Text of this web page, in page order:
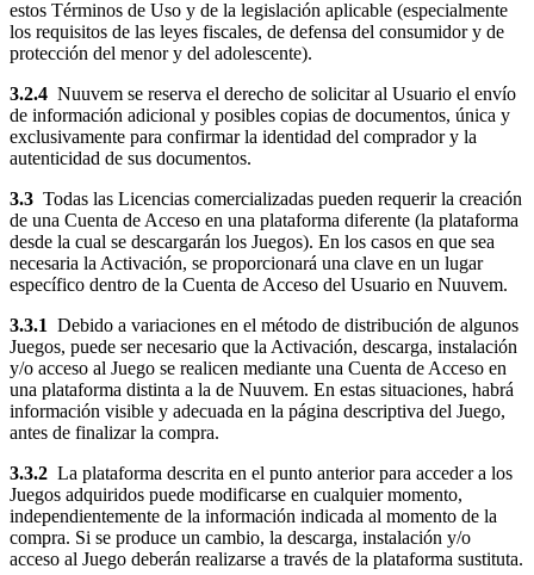
estos Términos de Uso y de la legislación aplicable (especialmente
los requisitos de las leyes fiscales, de defensa del consumidor y de
protección del menor y del adolescente).
3.2.4 Nuuvem se reserva el derecho de solicitar al Usuario el envío
de información adicional y posibles copias de documentos, única y
exclusivamente para confirmar la identidad del comprador y la
autenticidad de sus documentos.
3.3 Todas las Licencias comercializadas pueden requerir la creación
de una Cuenta de Acceso en una plataforma diferente (la plataforma
desde la cual se descargarán los Juegos). En los casos en que sea
necesaria la Activación, se proporcionará una clave en un lugar
específico dentro de la Cuenta de Acceso del Usuario en Nuuvem.
3.3.1 Debido a variaciones en el método de distribución de algunos
Juegos, puede ser necesario que la Activación, descarga, instalación
y/o acceso al Juego se realicen mediante una Cuenta de Acceso en
una plataforma distinta a la de Nuuvem. En estas situaciones, habrá
información visible y adecuada en la página descriptiva del Juego,
antes de finalizar la compra.
3.3.2 La plataforma descrita en el punto anterior para acceder a los
Juegos adquiridos puede modificarse en cualquier momento,
independientemente de la información indicada al momento de la
compra. Si se produce un cambio, la descarga, instalación y/o
acceso al Juego deberán realizarse a través de la plataforma sustituta.